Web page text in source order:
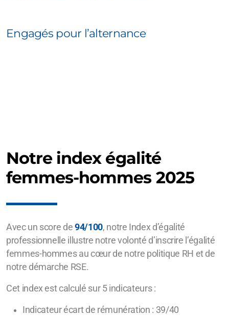
Engagés pour l’alternance
Notre index égalité
femmes-hommes 2025
Avec un score de94/100, notre Index d’égalité
professionnelle illustre notre volonté d’inscrire l’égalité
femmes-hommes au cœur de notre politique RH et de
notre démarche RSE.
Cet index est calculé sur 5 indicateurs :
Indicateur écart de rémunération : 39/40